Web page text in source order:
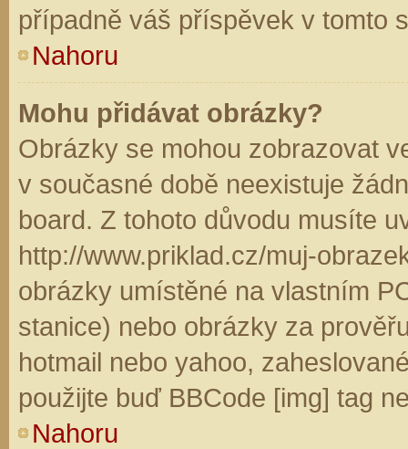
případně váš příspěvek v tomto
Nahoru
Mohu přidávat obrázky?
Obrázky se mohou zobrazovat
v současné době neexistuje
board. Z tohoto důvodu musíte
http://www.priklad.cz/muj-
obrázky umístěné na vlastním
stanice) nebo obrázky za
hotmail nebo yahoo,
použijte buď BBCode [img] tag
Nahoru